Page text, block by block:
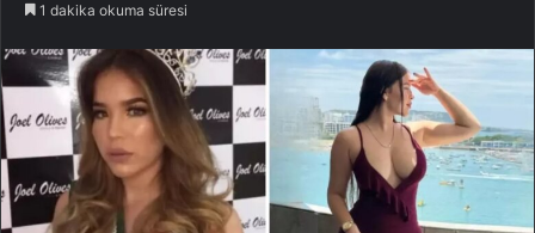
1 dakika okuma süresi